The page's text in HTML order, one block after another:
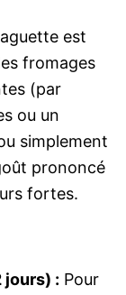
est
fromages
(par
ou un
simplement
prononcé
fortes.
jours) : Pour